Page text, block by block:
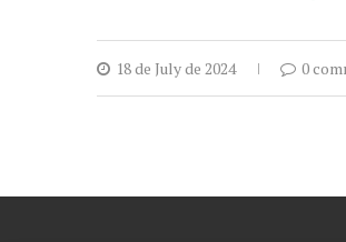
18 de July de 2024 0